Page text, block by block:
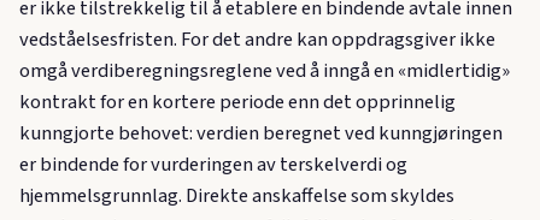
er ikke tilstrekkelig til å etablere en bindende avtale innen
vedståelsesfristen. For det andre kan oppdragsgiver ikke
omgå verdiberegningsreglene ved å inngå en «midlertidig»
kontrakt for en kortere periode enn det opprinnelig
kunngjorte behovet: verdien beregnet ved kunngjøringen
er bindende for vurderingen av terskelverdi og
hjemmelsgrunnlag. Direkte anskaffelse som skyldes